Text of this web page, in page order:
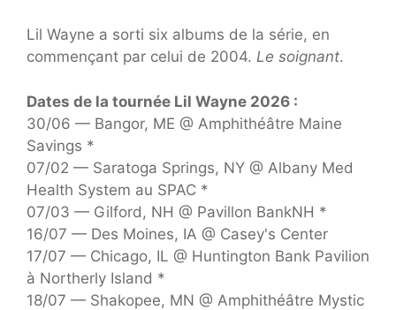
Lil Wayne a sorti six albums de la série, en
commençant par celui de 2004. Le soignant.
Dates de la tournée Lil Wayne 2026 :
30/06 — Bangor, ME @ Amphithéâtre Maine
Savings *
07/02 — Saratoga Springs, NY @ Albany Med
Health System au SPAC *
07/03 — Gilford, NH @ Pavillon BankNH *
16/07 — Des Moines, IA @ Casey's Center
17/07 — Chicago, IL @ Huntington Bank Pavilion
à Northerly Island *
18/07 — Shakopee, MN @ Amphithéâtre Mystic